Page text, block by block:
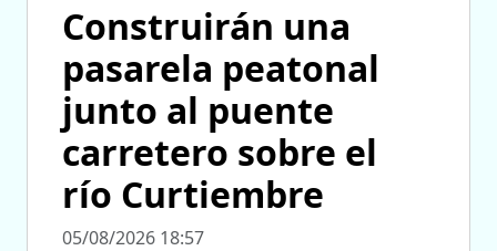
Construirán una
pasarela peatonal
junto al puente
carretero sobre el
río Curtiembre
05/08/2026 18:57